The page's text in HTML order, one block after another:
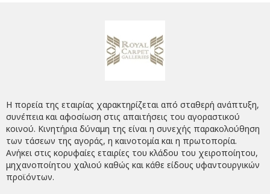
Η πορεία της εταιρίας χαρακτηρίζεται από σταθερή ανάπτυξη,
συνέπεια και αφοσίωση στις απαιτήσεις του αγοραστικού
κοινού. Κινητήρια δύναμη της είναι η συνεχής παρακολούθηση
των τάσεων της αγοράς, η καινοτομία και η πρωτοπορία.
Ανήκει στις κορυφαίες εταιρίες του κλάδου του χειροποίητου,
μηχανοποίητου χαλιού καθώς και κάθε είδους υφαντουργικών
προϊόντων.